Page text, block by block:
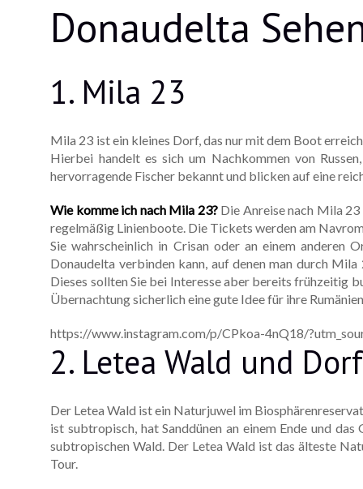
Donaudelta
1. Mila 23
Mila 23 ist ein kleines Dorf, das nur mit dem Boot
Hierbei handelt es sich um Nachkommen von
hervorragende Fischer bekannt und blicken auf eine
Wie komme ich nach Mila 23? Die Anreise nach Mila
regelmäßig Linienboote. Die Tickets werden am
Sie wahrscheinlich in Crisan oder an einem anderen
Donaudelta verbinden kann, auf denen man durch
Dieses sollten Sie bei Interesse aber bereits frühzeitig
Übernachtung sicherlich eine gute Idee für ihre
https://www.instagram.com/p/CPkoa-4nQ18/
2. Letea Wald und Dorf
Der Letea Wald ist ein Naturjuwel im
ist subtropisch, hat Sanddünen an einem Ende und
subtropischen Wald. Der Letea Wald ist das älteste
Tour.